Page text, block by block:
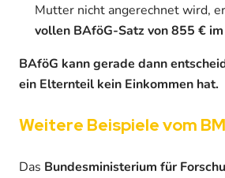
Mutter nicht angerechnet wird,
vollen BAföG-Satz von 855 €
BAföG kann gerade dann
ein Elternteil kein Einkommen hat.
Weitere Beispiele vom
Das Bundesministerium für